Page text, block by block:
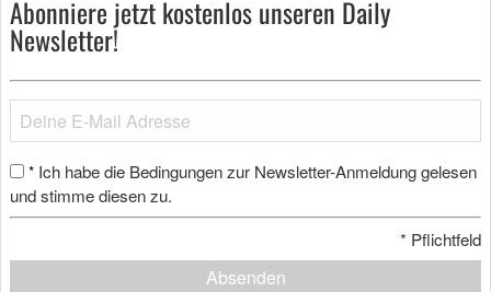
Abonniere jetzt kostenlos unseren Daily
Newsletter!
* Ich habe die Bedingungen zur Newsletter-Anmeldung gelesen
und stimme diesen zu.
* Pflichtfeld
Absenden